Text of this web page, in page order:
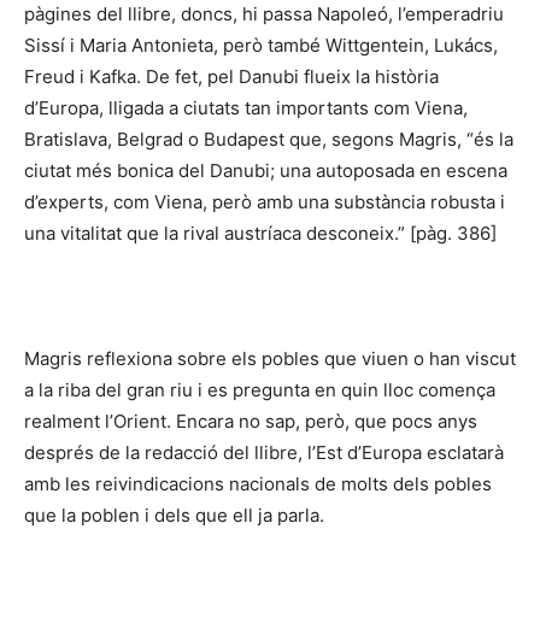
pàgines del llibre, doncs, hi passa Napoleó, l’emperadriu
Sissí i Maria Antonieta, però també Wittgentein, Lukács,
Freud i Kafka. De fet, pel Danubi flueix la història
d’Europa, lligada a ciutats tan importants com Viena,
Bratislava, Belgrad o Budapest que, segons Magris, “és la
ciutat més bonica del Danubi; una autoposada en escena
d’experts, com Viena, però amb una substància robusta i
una vitalitat que la rival austríaca desconeix.” [pàg. 386]
Magris reflexiona sobre els pobles que viuen o han viscut
a la riba del gran riu i es pregunta en quin lloc comença
realment l’Orient. Encara no sap, però, que pocs anys
després de la redacció del llibre, l’Est d’Europa esclatarà
amb les reivindicacions nacionals de molts dels pobles
que la poblen i dels que ell ja parla.